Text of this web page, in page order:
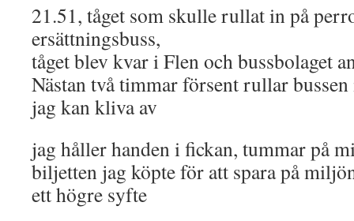
21.51, tåget som skulle rullat in på
ersättningsbuss,
tåget blev kvar i Flen och bussbolaget
Nästan två timmar försent rullar
jag kan kliva av
jag håller handen i fickan, tummar på
biljetten jag köpte för att spara på
ett högre syfte